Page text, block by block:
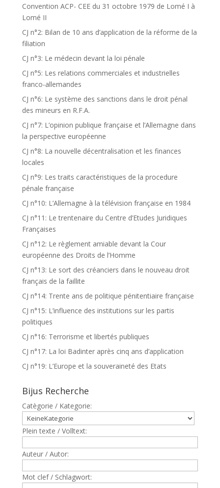
Convention ACP- CEE du 31 octobre 1979 de Lomé I à
Lomé II
CJ n°2: Bilan de 10 ans d’application de la réforme de la
filiation
CJ n°3: Le médecin devant la loi pénale
CJ n°5: Les relations commerciales et industrielles
franco-allemandes
CJ n°6: Le système des sanctions dans le droit pénal
des mineurs en R.F.A.
CJ n°7: L’opinion publique française et l’Allemagne dans
la perspective européenne
CJ n°8: La nouvelle décentralisation et les finances
locales
CJ n°9: Les traits caractéristiques de la procedure
pénale française
CJ n°10: L’Allemagne à la télévision française en 1984
CJ n°11: Le trentenaire du Centre d’Etudes Juridiques
Françaises
CJ n°12: Le règlement amiable devant la Cour
européenne des Droits de l’Homme
CJ n°13: Le sort des créanciers dans le nouveau droit
français de la faillite
CJ n°14: Trente ans de politique pénitentiaire française
CJ n°15: L’influence des institutions sur les partis
politiques
CJ n°16: Terrorisme et libertés publiques
CJ n°17: La loi Badinter après cinq ans d’application
CJ n°19: L’Europe et la souveraineté des Etats
Bijus Recherche
Catègorie / Kategorie:
Plein texte / Volltext:
Auteur / Autor:
Mot clef / Schlagwort: